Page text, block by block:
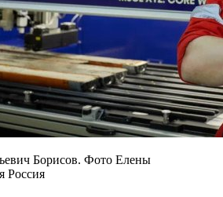
Борисов. Фото Елены
Россия